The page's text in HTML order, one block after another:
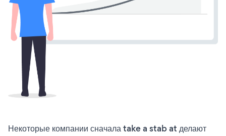
Некоторые компании сначала take a stab at делают